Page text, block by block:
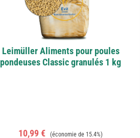
Leimüller Aliments pour poules
pondeuses Classic granulés 1 kg
Prix de vente :
10,99 € Prix régulier :
(économie de 15.4%)